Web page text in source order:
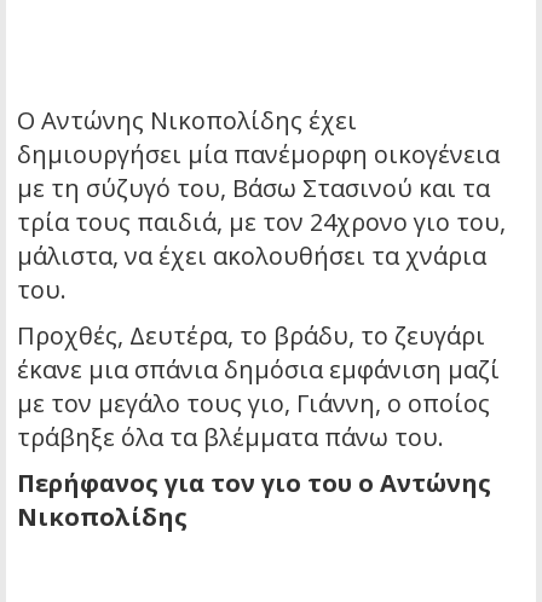
Ο Αντώνης Νικοπολίδης έχει
δημιουργήσει μία πανέμορφη οικογένεια
με τη σύζυγό του, Βάσω Στασινού και τα
τρία τους παιδιά, με τον 24χρονο γιο του,
μάλιστα, να έχει ακολουθήσει τα χνάρια
του.
Προχθές, Δευτέρα, το βράδυ, το ζευγάρι
έκανε μια σπάνια δημόσια εμφάνιση μαζί
με τον μεγάλο τους γιο, Γιάννη, ο οποίος
τράβηξε όλα τα βλέμματα πάνω του.
Περήφανος για τον γιο του ο Αντώνης
Νικοπολίδης